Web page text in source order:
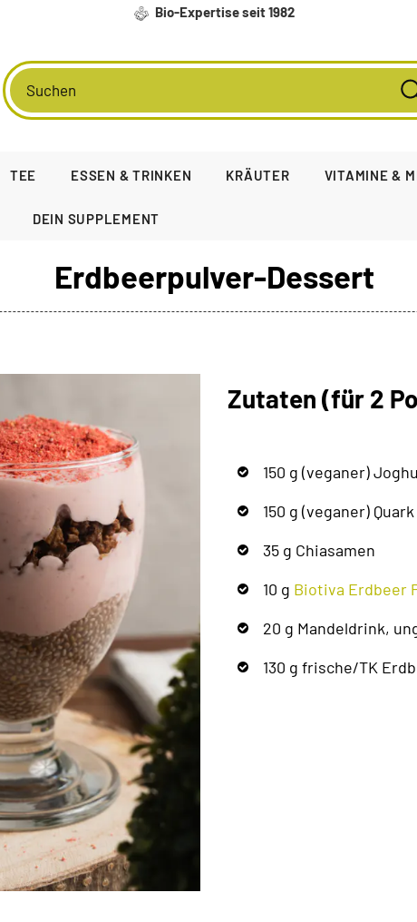
Bio-Expertise seit 1982
TEE ESSEN & TRINKEN KRÄUTER VITAMINE &
DEIN SUPPLEMENT
Erdbeerpulver-Dessert
Zutaten (für 2
150 g (veganer)
150 g (veganer) Quark
35 g Chiasamen
10 g Biotiva Erdbeer
20 g Mandeldrink,
130 g frische/TK